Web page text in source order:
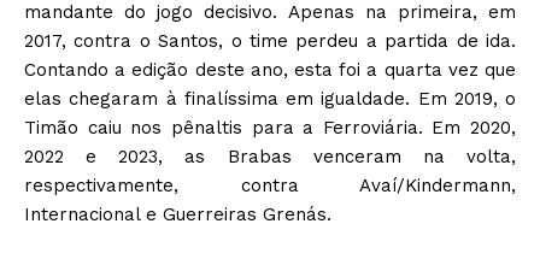
mandante do jogo decisivo. Apenas na primeira, em
2017, contra o Santos, o time perdeu a partida de ida.
Contando a edição deste ano, esta foi a quarta vez que
elas chegaram à finalíssima em igualdade. Em 2019, o
Timão caiu nos pênaltis para a Ferroviária. Em 2020,
2022 e 2023, as Brabas venceram na volta,
respectivamente, contra Avaí/Kindermann,
Internacional e Guerreiras Grenás.